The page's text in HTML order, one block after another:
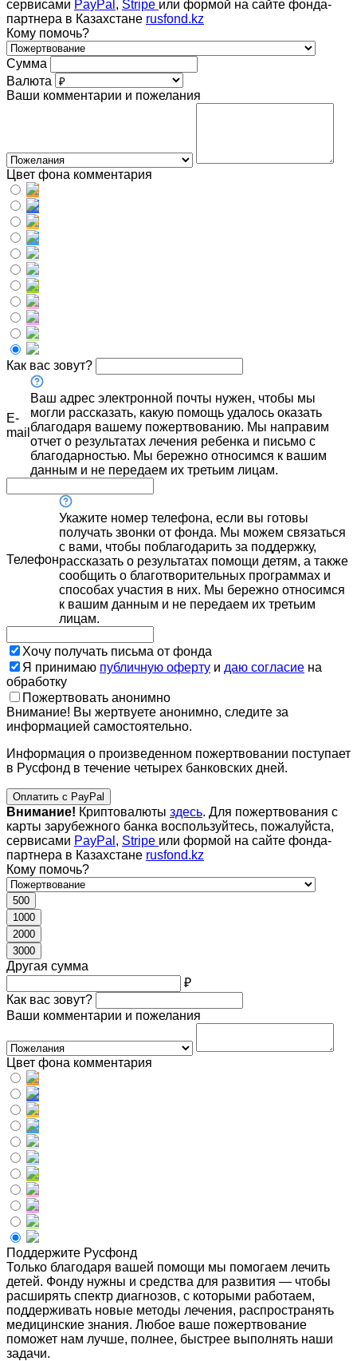
сервисами PayPal , Stripe или формой на сайте фонда-
партнера в Казахстане rusfond.kz
Кому помочь?
Сумма
Валюта
Ваши комментарии и пожелания
Цвет фона комментария
Как вас зовут?
E-
mail
Ваш адрес электронной почты нужен, чтобы мы
могли рассказать, какую помощь удалось оказать
благодаря вашему пожертвованию. Мы направим
отчет о результатах лечения ребенка и письмо с
благодарностью. Мы бережно относимся к вашим
данным и не передаем их третьим лицам.
Телефон
Укажите номер телефона, если вы готовы
получать звонки от фонда. Мы можем связаться
с вами, чтобы поблагодарить за поддержку,
рассказать о результатах помощи детям, а также
сообщить о благотворительных программах и
способах участия в них. Мы бережно относимся
к вашим данным и не передаем их третьим
лицам.
Хочу получать письма от фонда
Я принимаю публичную оферту и даю согласие на
обработку
Пожертвовать анонимно
Внимание! Вы жертвуете анонимно, следите за
информацией самостоятельно.
Информация о произведенном пожертвовании поступает
в Русфонд в течение четырех банковских дней.
Оплатить с PayPal
Внимание! Криптовалюты здесь. Для пожертвования с
карты зарубежного банка воспользуйтесь, пожалуйста,
сервисами PayPal , Stripe или формой на сайте фонда-
партнера в Казахстане rusfond.kz
Кому помочь?
500
1000
2000
3000
Другая сумма
₽
Как вас зовут?
Ваши комментарии и пожелания
Цвет фона комментария
Поддержите Русфонд
Только благодаря вашей помощи мы помогаем лечить
детей. Фонду нужны и средства для развития — чтобы
расширять спектр диагнозов, с которыми работаем,
поддерживать новые методы лечения, распространять
медицинские знания. Любое ваше пожертвование
поможет нам лучше, полнее, быстрее выполнять наши
задачи.